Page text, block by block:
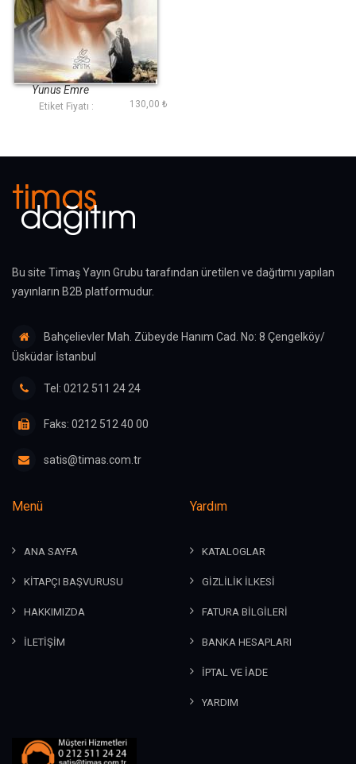
Yunus Emreden
Seçmeler (Antik
Dünya Klasikleri)
Yunus Emre
Etiket Fiyatı : 130,00 ₺
Bu site Timaş Yayın Grubu tarafından üretilen ve dağıtımı yapılan
yayınların B2B platformudur.
Bahçelievler Mah. Zübeyde Hanım Cad. No: 8 Çengelköy/
Üsküdar İstanbul
Tel: 0212 511 24 24
Faks: 0212 512 40 00
satis@timas.com.tr
Menü
ANA SAYFA
KİTAPÇI BAŞVURUSU
HAKKIMIZDA
İLETİŞİM
Yardım
KATALOGLAR
GİZLİLİK İLKESİ
FATURA BİLGİLERİ
BANKA HESAPLARI
İPTAL VE İADE
YARDIM